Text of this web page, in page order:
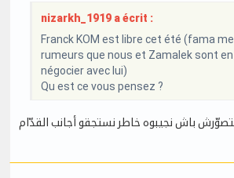
nizarkh_1919 a écrit :
Franck KOM est libre cet été (fama
rumeurs que nous et Zamalek sont
négocier avec lui)
Qu est ce vous pensez ?
باش نجيبوه خاطر نستجقو أجانب القدّام